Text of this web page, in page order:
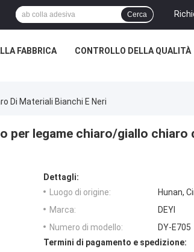
Cerca
FABBRICA CONTROLLO DELLA QUALITÀ
Di Materiali Bianchi E Neri
per legame chiaro/giallo chiaro
Dettagli:
Luogo di origine:
Hunan,
Marca:
DEYI
Numero di modello:
DY-E705
Termini di pagamento e spedizione: